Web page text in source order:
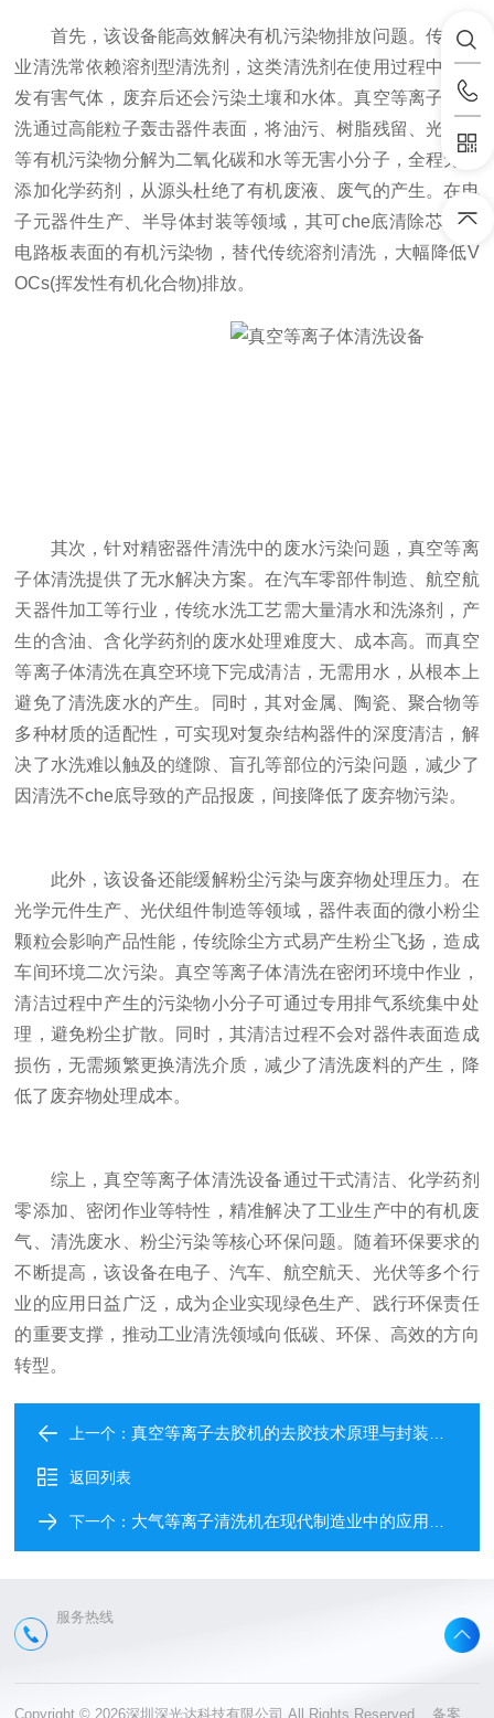
首先，该设备能高效解决有机污染物排放问题。传统工
业清洗常依赖溶剂型清洗剂，这类清洗剂在使用过程中会挥
发有害气体，废弃后还会污染土壤和水体。真空等离子体清
洗通过高能粒子轰击器件表面，将油污、树脂残留、光刻胶
等有机污染物分解为二氧化碳和水等无害小分子，全程无需
添加化学药剂，从源头杜绝了有机废液、废气的产生。在电
子元器件生产、半导体封装等领域，其可che底清除芯片、
电路板表面的有机污染物，替代传统溶剂清洗，大幅降低V
OCs(挥发性有机化合物)排放。
其次，针对精密器件清洗中的废水污染问题，真空等离
子体清洗提供了无水解决方案。在汽车零部件制造、航空航
天器件加工等行业，传统水洗工艺需大量清水和洗涤剂，产
生的含油、含化学药剂的废水处理难度大、成本高。而真空
等离子体清洗在真空环境下完成清洁，无需用水，从根本上
避免了清洗废水的产生。同时，其对金属、陶瓷、聚合物等
多种材质的适配性，可实现对复杂结构器件的深度清洁，解
决了水洗难以触及的缝隙、盲孔等部位的污染问题，减少了
因清洗不che底导致的产品报废，间接降低了废弃物污染。
此外，该设备还能缓解粉尘污染与废弃物处理压力。在
光学元件生产、光伏组件制造等领域，器件表面的微小粉尘
颗粒会影响产品性能，传统除尘方式易产生粉尘飞扬，造成
车间环境二次污染。真空等离子体清洗在密闭环境中作业，
清洁过程中产生的污染物小分子可通过专用排气系统集中处
理，避免粉尘扩散。同时，其清洁过程不会对器件表面造成
损伤，无需频繁更换清洗介质，减少了清洗废料的产生，降
低了废弃物处理成本。
综上，真空等离子体清洗设备通过干式清洁、化学药剂
零添加、密闭作业等特性，精准解决了工业生产中的有机废
气、清洗废水、粉尘污染等核心环保问题。随着环保要求的
不断提高，该设备在电子、汽车、航空航天、光伏等多个行
业的应用日益广泛，成为企业实现绿色生产、践行环保责任
的重要支撑，推动工业清洗领域向低碳、环保、高效的方向
转型。
上一个：真空等离子去胶机的去胶技术原理与封装领域的应用价值解析
返回列表
下一个： 大气等离子清洗机在现代制造业中的应用：从理论到实践的全面解析
服务热线
Copyright © 2026深圳深光达科技有限公司 All Rights Reserved 备案